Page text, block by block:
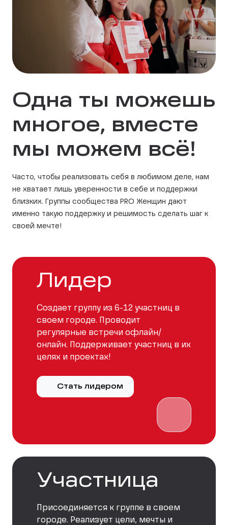
Одна ты можешь
многое, вместе
мы можем всё!
Часто, чтобы реализовать себя в любимом деле, нам
не хватает лишь уверенности в себе и поддержки
близких. Группы сообщества PRO Женщин дают
именно такую поддержку и решимость сделать шаг к
своей мечте!
Лидер
Создает группу из 6-12 участниц в
своем городе. Проводит
регулярные встречи офлайн/
онлайн. Поддерживает участниц в их
целях и проектах!
Стать лидером
Участница
Присоединяется к группе в своем
городе. Реализует цели, мечты и